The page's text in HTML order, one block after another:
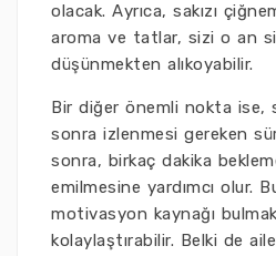
olacak. Ayrıca, sakızı
aroma ve tatlar, sizi o an
düşünmekten alıkoyabilir.
Bir diğer önemli nokta ise,
sonra izlenmesi gereken
sonra, birkaç dakika
emilmesine yardımcı olur.
motivasyon kaynağı
kolaylaştırabilir. Belki de